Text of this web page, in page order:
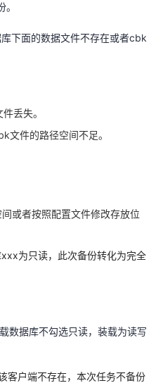
下面的数据文件不存在或者cbk
件丢失。
文件的路径空间不足。
或者按照配置文件修改存放位
xxx为只读，此次备份转化为完全
数据库不勾选只读，装载为读写
客户端不存在，本次任务不备份